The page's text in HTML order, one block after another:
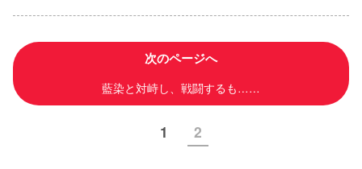
次のページへ
藍染と対峙し、戦闘するも……
1 2